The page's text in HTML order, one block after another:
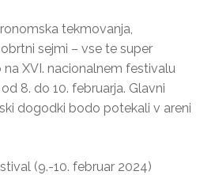
tekmovanja,
sejmi – vse te super
XVI. nacionalnem festivalu
8. do 10. februarja. Glavni
dogodki bodo potekali v areni
(9.-10. februar 2024)